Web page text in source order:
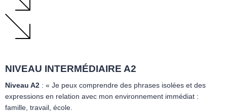
NIVEAU INTERMÉDIAIRE A2
Niveau A2 : « Je peux comprendre des phrases isolées et des
expressions en relation avec mon environnement immédiat :
famille, travail, école.